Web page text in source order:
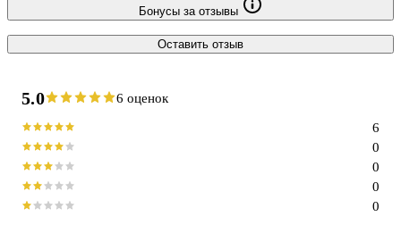
Бонусы за отзывы
Оставить отзыв
5.0 6 оценок
0
0
0
0
6